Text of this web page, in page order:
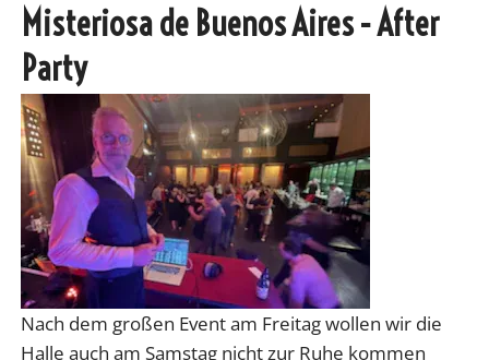
Misteriosa de Buenos Aires - After
Party
Nach dem großen Event am Freitag wollen wir die
Halle auch am Samstag nicht zur Ruhe kommen